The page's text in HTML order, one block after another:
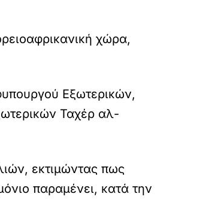
χώρα,
Εξωτερικών,
Ταχέρ αλ-
εκτιμώντας πως
παραμένει, κατά την